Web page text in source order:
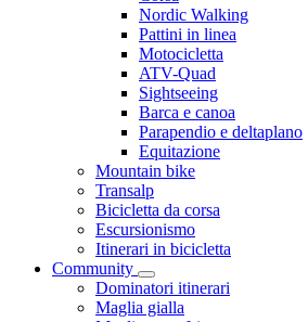
Nordic Walking
Pattini in linea
Motocicletta
ATV-Quad
Sightseeing
Barca e canoa
Parapendio e deltaplano
Equitazione
Mountain bike
Transalp
Bicicletta da corsa
Escursionismo
Itinerari in bicicletta
Community
Dominatori itinerari
Maglia gialla